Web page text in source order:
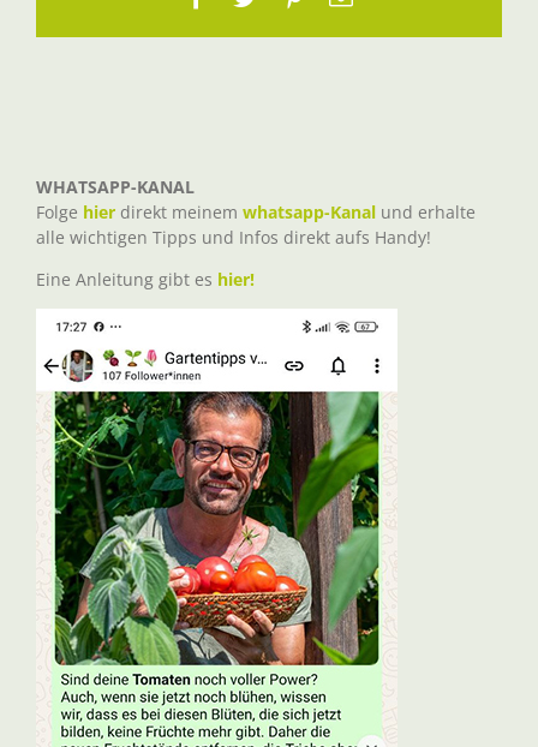
WHATSAPP-KANAL
Folge hier direkt meinem whatsapp-Kanal und erhalte
alle wichtigen Tipps und Infos direkt aufs Handy!
Eine Anleitung gibt es hier!